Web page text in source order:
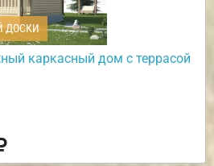
ДОСКИ
каркасный дом с террасой